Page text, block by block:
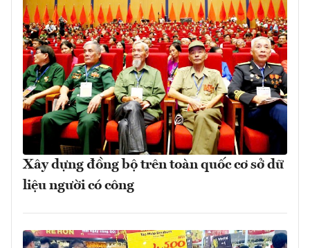
Xây dựng đồng bộ trên toàn quốc cơ sở dữ
liệu người có công